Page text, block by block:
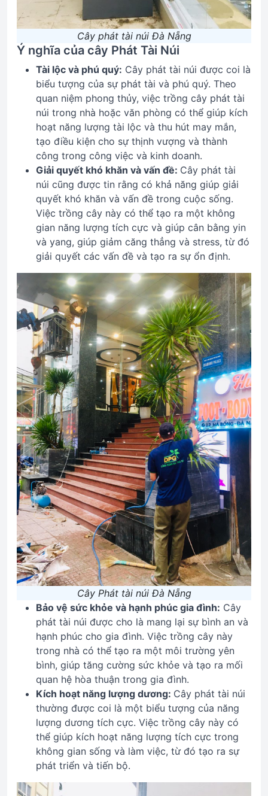
Cây phát tài núi Đà Nẵng
Ý nghĩa của cây Phát Tài Núi
Tài lộc và phú quý: Cây phát tài núi được coi là
biểu tượng của sự phát tài và phú quý. Theo
quan niệm phong thủy, việc trồng cây phát tài
núi trong nhà hoặc văn phòng có thể giúp kích
hoạt năng lượng tài lộc và thu hút may mắn,
tạo điều kiện cho sự thịnh vượng và thành
công trong công việc và kinh doanh.
Giải quyết khó khăn và vấn đề: Cây phát tài
núi cũng được tin rằng có khả năng giúp giải
quyết khó khăn và vấn đề trong cuộc sống.
Việc trồng cây này có thể tạo ra một không
gian năng lượng tích cực và giúp cân bằng yin
và yang, giúp giảm căng thẳng và stress, từ đó
giải quyết các vấn đề và tạo ra sự ổn định.
Cây Phát tài núi Đà Nẵng
Bảo vệ sức khỏe và hạnh phúc gia đình: Cây
phát tài núi được cho là mang lại sự bình an và
hạnh phúc cho gia đình. Việc trồng cây này
trong nhà có thể tạo ra một môi trường yên
bình, giúp tăng cường sức khỏe và tạo ra mối
quan hệ hòa thuận trong gia đình.
Kích hoạt năng lượng dương: Cây phát tài núi
thường được coi là một biểu tượng của năng
lượng dương tích cực. Việc trồng cây này có
thể giúp kích hoạt năng lượng tích cực trong
không gian sống và làm việc, từ đó tạo ra sự
phát triển và tiến bộ.